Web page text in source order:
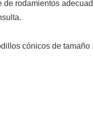
de rodamientos